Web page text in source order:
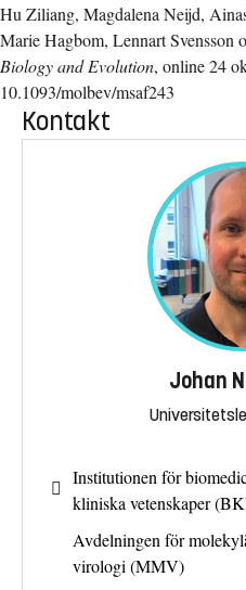
Hu Ziliang, Magdalena Neijd,
Marie Hagbom, Lennart Svensson
Biology and Evolution, online 24
10.1093/molbev/msaf243
Kontakt
Johan
Institutionen för
kliniska vetenskaper
Avdelningen för
virologi (MMV)